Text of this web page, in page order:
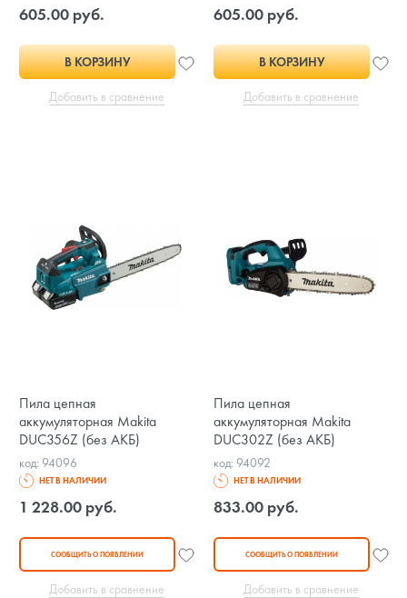
605.00 руб.
В КОРЗИНУ
Добавить в сравнение
605.00 руб.
В КОРЗИНУ
Добавить в сравнение
Пила цепная
аккумуляторная Makita
DUC356Z (без АКБ)
код: 94096
НЕТ В НАЛИЧИИ
1 228.00 руб.
СООБЩИТЬ О ПОЯВЛЕНИИ
Добавить в сравнение
Пила цепная
аккумуляторная Makita
DUC302Z (без АКБ)
код: 94092
НЕТ В НАЛИЧИИ
833.00 руб.
СООБЩИТЬ О ПОЯВЛЕНИИ
Добавить в сравнение